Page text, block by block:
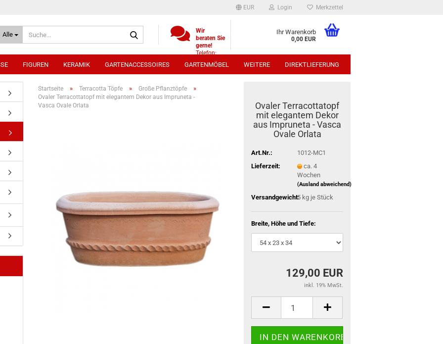
EUR Login Merkzettel
Alle
Wir
beraten Sie
gerne!
Telefon:
(0)521
9886494
0172 /
Ihr Warenkorb
0,00 EUR
FIGUREN KERAMIK GARTENACCESSOIRES GARTENMÖBEL DIREKTLIEFERUNG
WEITERE
Startseite » Terracotta Töpfe » Große Pflanztöpfe »
Ovaler Terracottatopf mit elegantem Dekor aus Impruneta -
Vasca Ovale Orlata
Ovaler Terracottatopf
mit elegantem Dekor
aus Impruneta - Vasca
Ovale Orlata
Art.Nr.:
1012-MC1
Lieferzeit:
ca. 4
Wochen
(Ausland abweichend)
Versandgewicht:
5kg je Stück
Breite, Höhe und Tiefe:
129,00 EUR
inkl. 19% MwSt.